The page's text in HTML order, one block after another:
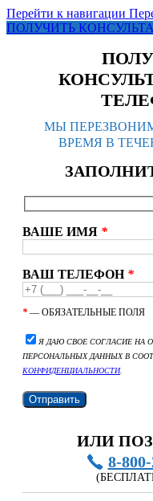
Перейти к навигации
ПОЛУЧИТЬ
МЫ
ВРЕМЯ В
ВАШЕ ИМЯ *
ВАШ ТЕЛЕФОН *
* — ОБЯЗАТЕЛЬНЫЕ ПОЛЯ
Я ДАЮ СВОЕ СОГЛАСИЕ НА
ПЕРСОНАЛЬНЫХ ДАННЫХ В
КОНФИДЕНЦИАЛЬНОСТИ.
ИЛИ
8-